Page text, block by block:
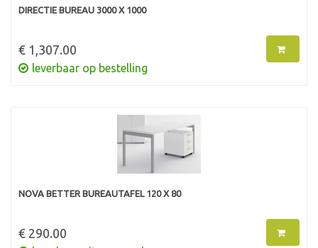
DIRECTIE BUREAU 3000 X 1000
€ 1,307.00
leverbaar op bestelling
NOVA BETTER BUREAUTAFEL 120 X 80
€ 290.00